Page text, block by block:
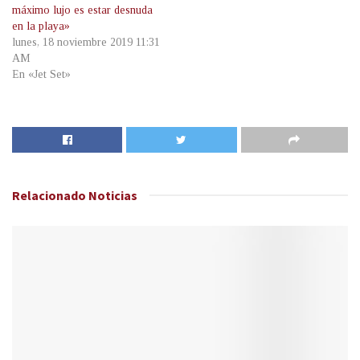
máximo lujo es estar desnuda
en la playa»
lunes, 18 noviembre 2019 11:31
AM
En «Jet Set»
Relacionado Noticias